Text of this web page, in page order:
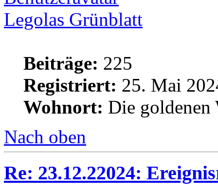
Legolas Grünblatt
Beiträge: 225
Registriert: 25. Mai
Wohnort: Die
Nach oben
Re: 23.12.22024: